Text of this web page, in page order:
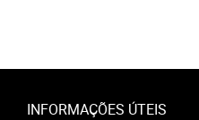
INFORMAÇÕES ÚTEIS